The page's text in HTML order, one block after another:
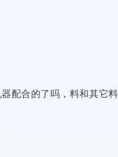
配合的了吗，料和其它